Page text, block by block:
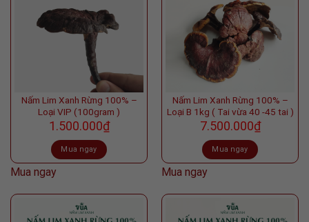
Nấm Lim Xanh Rừng 100% –
Loại VIP (100gram )
1.500.000₫
Mua ngay
Mua ngay
Nấm Lim Xanh Rừng 100% –
Loại B 1kg ( Tai vừa 40 -45 tai )
7.500.000₫
Mua ngay
Mua ngay